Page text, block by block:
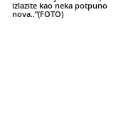
izlazite kao neka potpuno
nova..”(FOTO)